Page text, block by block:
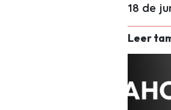
18 de
Leer